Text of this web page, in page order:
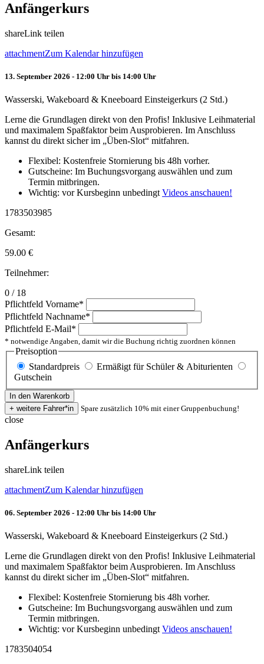
Anfängerkurs
shareLink teilen
attachmentZum Kalendar hinzufügen
13. September 2026 - 12:00 Uhr bis 14:00 Uhr
Wasserski, Wakeboard & Kneeboard Einsteigerkurs (2 Std.)
Lerne die Grundlagen direkt von den Profis! Inklusive Leihmaterial
und maximalem Spaßfaktor beim Ausprobieren. Im Anschluss
kannst du direkt sicher im „Üben-Slot“ mitfahren.
Flexibel: Kostenfreie Stornierung bis 48h vorher.
Gutscheine: Im Buchungsvorgang auswählen und zum
Termin mitbringen.
Wichtig: vor Kursbeginn unbedingtVideos anschauen!
1783503985
Gesamt:
59.00 €
Teilnehmer:
0 / 18
Pflichtfeld Vorname*
Pflichtfeld Nachname*
Pflichtfeld E-Mail*
* notwendige Angaben, damit wir die Buchung richtig zuordnen können
Preisoption
Standardpreis
Ermäßigt für Schüler & Abiturienten
Gutschein
Spare zusätzlich 10% mit einer Gruppenbuchung!
close
Anfängerkurs
shareLink teilen
attachmentZum Kalendar hinzufügen
06. September 2026 - 12:00 Uhr bis 14:00 Uhr
Wasserski, Wakeboard & Kneeboard Einsteigerkurs (2 Std.)
Lerne die Grundlagen direkt von den Profis! Inklusive Leihmaterial
und maximalem Spaßfaktor beim Ausprobieren. Im Anschluss
kannst du direkt sicher im „Üben-Slot“ mitfahren.
Flexibel: Kostenfreie Stornierung bis 48h vorher.
Gutscheine: Im Buchungsvorgang auswählen und zum
Termin mitbringen.
Wichtig: vor Kursbeginn unbedingt Videos anschauen!
1783504054